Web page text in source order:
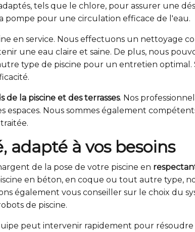
tels que le chlore, pour assurer une
pour une circulation efficace de l'eau.
en service. Nous effectuons un nettoyage
une eau claire et saine. De plus, nous
type de piscine pour un entretien optimal.
de la piscine et des terrasses. Nos
espaces. Nous sommes également
adapté à vos besoins
de la pose de votre piscine en
en béton, en coque ou tout autre type,
également vous conseiller sur le choix du
de piscine.
peut intervenir rapidement pour